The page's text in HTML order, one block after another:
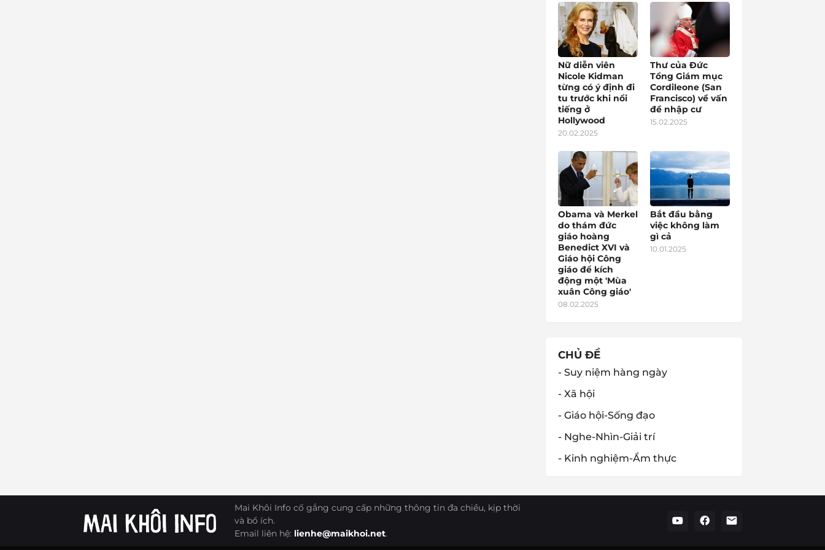
Nữ diễn viên
Nicole Kidman
từng có ý định đi
tu trước khi nổi
tiếng ở
Hollywood
20.02.2025
Thư của Đức
Tổng Giám mục
Cordileone (San
Francisco) về vấn
đề nhập cư
15.02.2025
Obama và Merkel
do thám đức
giáo hoàng
Benedict XVI và
Giáo hội Công
giáo để kích
động một 'Mùa
xuân Công giáo'
08.02.2025
Bắt đầu bằng
việc không làm
gì cả
10.01.2025
CHỦ ĐỀ
- Suy niệm hàng ngày
- Xã hội
- Giáo hội-Sống đạo
- Nghe-Nhìn-Giải trí
- Kinh nghiệm-Ẩm thực
Mai Khôi Info cố gắng cung cấp những thông tin đa chiều, kịp thời
và bổ ích.
Email liên hệ: lienhe@maikhoi.net.